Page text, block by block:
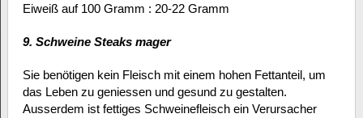
Eiweiß auf 100 Gramm : 20-22 Gramm
9. Schweine Steaks mager
Sie benötigen kein Fleisch mit einem hohen Fettanteil, um
das Leben zu geniessen und gesund zu gestalten.
Ausserdem ist fettiges Schweinefleisch ein Verursacher